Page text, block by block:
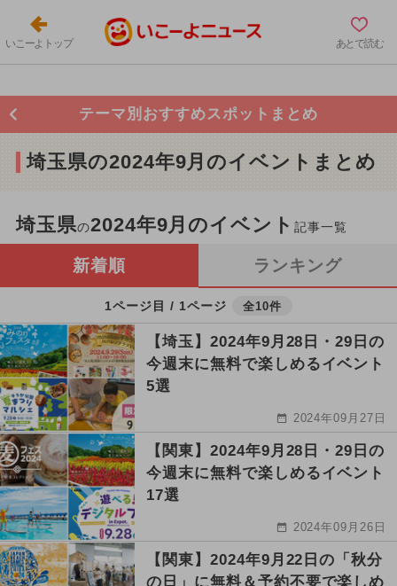
いこーよトップ あとで読む
テーマ別おすすめスポットまとめ
埼玉県の2024年9月のイベントまとめ
埼玉県の2024年9月のイベント記事一覧
新着順 ランキング
1ページ目 / 1ページ 全10件
【埼玉】2024年9月28日・29日の
今週末に無料で楽しめるイベント
5選
2024年09月27日
【関東】2024年9月28日・29日の
今週末に無料で楽しめるイベント
17選
2024年09月26日
【関東】2024年9月22日の「秋分
の日」に無料＆予約不要で楽しめ